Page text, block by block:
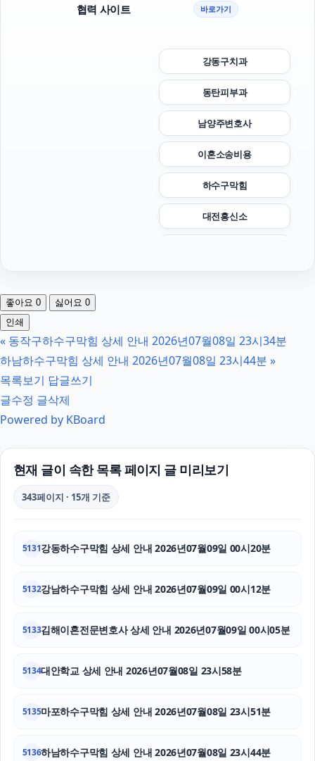
협력 사이트 바로가기
강동구치과
동탄피부과
남양주변호사
이혼소송비용
하수구막힘
대전흥신소
강동구하수구막힘
부천이혼전문변호사
김해이혼전문변호사
개인회생중대출
양천구하수구막힘
하남하수구막힘
좋아요 0 싫어요 0
인쇄
« 동작구하수구막힘 상세 안내 2026년07월08일 23시34분
하남하수구막힘 상세 안내 2026년07월08일 23시44분 »
목록보기 답글쓰기
글수정 글삭제
Powered by KBoard
현재 글이 속한 목록 페이지 글 미리보기
343페이지 · 15개 기준
5131강동하수구막힘 상세 안내 2026년07월09일 00시20분
5132강남하수구막힘 상세 안내 2026년07월09일 00시12분
5133김해이혼전문변호사 상세 안내 2026년07월09일 00시05분
5134대안학교 상세 안내 2026년07월08일 23시58분
5135마포하수구막힘 상세 안내 2026년07월08일 23시51분
5136하남하수구막힘 상세 안내 2026년07월08일 23시44분